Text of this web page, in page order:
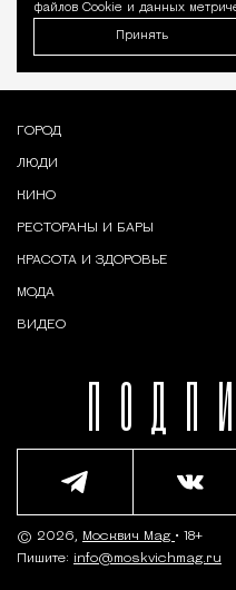
файлов Cookie и данных
Принять
ГОРОД
ЛЮДИ
КИНО
РЕСТОРАНЫ И БАРЫ
КРАСОТА И ЗДОРОВЬЕ
МОДА
ВИДЕО
© 2026, Москвич Mag • 18+
Пишите: info@moskvichmag.ru